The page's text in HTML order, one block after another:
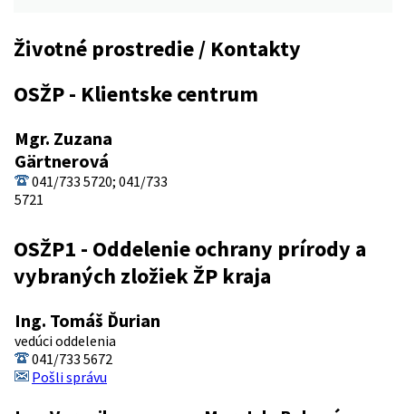
Životné prostredie / Kontakty
OSŽP - Klientske centrum
Mgr. Zuzana
Gärtnerová
041/733 5720; 041/733
5721
OSŽP1 - Oddelenie ochrany prírody a
vybraných zložiek ŽP kraja
Ing. Tomáš Ďurian
vedúci oddelenia
041/733 5672
Pošli správu